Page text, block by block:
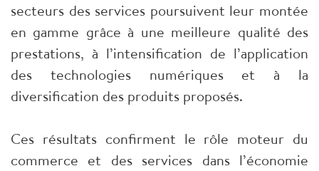
secteurs des services poursuivent leur montée
en gamme grâce à une meilleure qualité des
prestations, à l’intensification de l’application
des technologies numériques et à la
diversification des produits proposés.
Ces résultats confirment le rôle moteur du
commerce et des services dans l’économie